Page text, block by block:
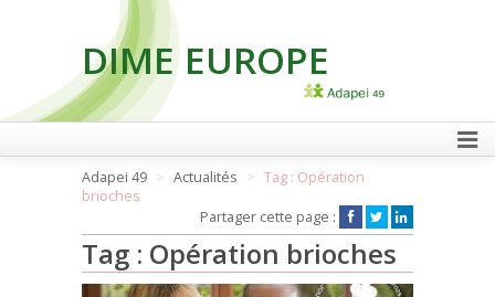
DIME EUROPE
FAIRE UN DON
Adapei 49 Actualités
Tag : Opération
brioches
Partager cette page :
Tag : Opération brioches